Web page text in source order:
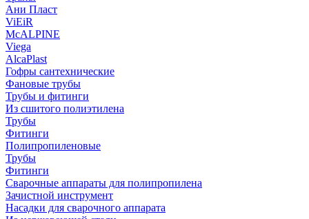
Ани Пласт
ViEiR
McALPINE
Viega
AlcaPlast
Гофры сантехнические
Фановые трубы
Трубы и фитинги
Из сшитого полиэтилена
Трубы
Фитинги
Полипропиленовые
Трубы
Фитинги
Сварочные аппараты для полипропилена
Зачистной инструмент
Насадки для сварочного аппарата